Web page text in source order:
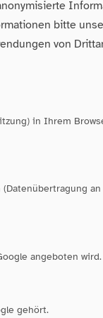
Baar-
bitte
von
in Ihrem
angeboten wird.
gehört.